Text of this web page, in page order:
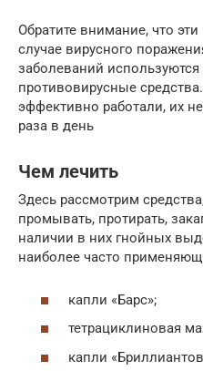
Обратите внимание, что
случае вирусного
заболеваний
противовирусные
эффективно работали, их
раза в день
Чем лечить
Здесь рассмотрим
промывать, протирать,
наличии в них гнойных
наиболее часто
капли «Барс»;
тетрациклиновая
капли